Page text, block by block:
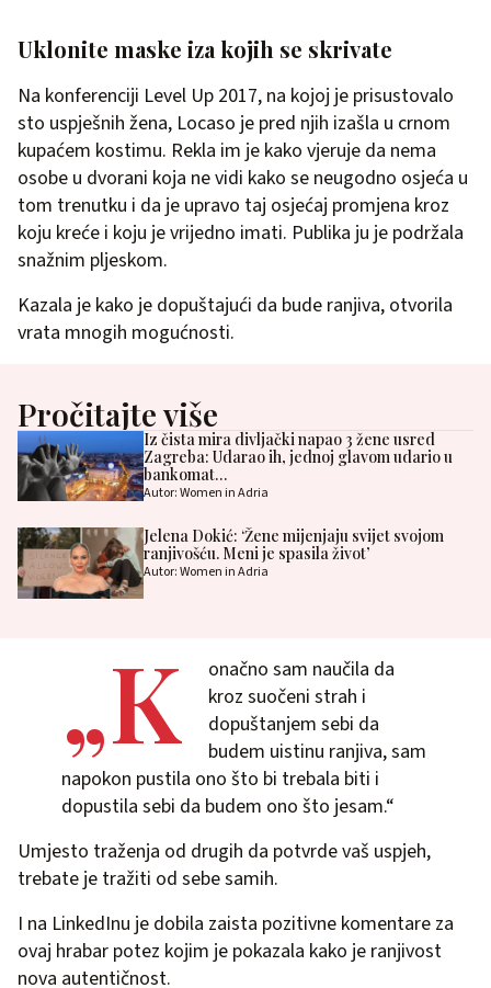
Uklonite maske iza kojih se skrivate
Na konferenciji Level Up 2017, na kojoj je prisustovalo
sto uspješnih žena, Locaso je pred njih izašla u crnom
kupaćem kostimu. Rekla im je kako vjeruje da nema
osobe u dvorani koja ne vidi kako se neugodno osjeća u
tom trenutku i da je upravo taj osjećaj promjena kroz
koju kreće i koju je vrijedno imati. Publika ju je podržala
snažnim pljeskom.
Kazala je kako je dopuštajući da bude ranjiva, otvorila
vrata mnogih mogućnosti.
Pročitajte više
Iz čista mira divljački napao 3 žene usred
Zagreba: Udarao ih, jednoj glavom udario u
bankomat…
Autor: Women in Adria
Jelena Dokić: ‘Žene mijenjaju svijet svojom
ranjivošću. Meni je spasila život’
Autor: Women in Adria
„K
onačno sam naučila da
kroz suočeni strah i
dopuštanjem sebi da
budem uistinu ranjiva, sam
napokon pustila ono što bi trebala biti i
dopustila sebi da budem ono što jesam.“
Umjesto traženja od drugih da potvrde vaš uspjeh,
trebate je tražiti od sebe samih.
I na LinkedInu je dobila zaista pozitivne komentare za
ovaj hrabar potez kojim je pokazala kako je ranjivost
nova autentičnost.